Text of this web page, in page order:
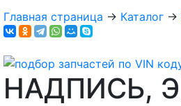
Главная страница → Каталог →
НАДПИСЬ,